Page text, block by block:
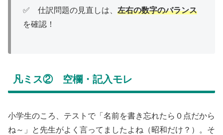
✅ 仕訳問題の見直しは、 左右の数字のバランス
を確認！
凡ミス② 空欄・記入モレ
小学生のころ、テストで「名前を書き忘れたら０点だから
ね～」と先生がよく言ってましたよね（昭和だけ？）。そ